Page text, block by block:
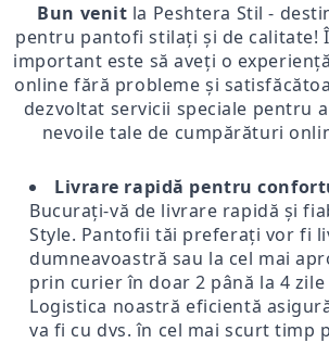
Bun venit la Peshtera Stil -
pentru pantofi stilați și de calitate!
important este să aveți o
online fără probleme și
dezvoltat servicii speciale pentru
nevoile tale de cumpărături
Livrare rapidă pentru
Bucurați-vă de livrare rapidă și
Style. Pantofii tăi preferați vor fi
dumneavoastră sau la cel mai
prin curier în doar 2 până la 4
Logistica noastră eficientă
va fi cu dvs. în cel mai scurt timp